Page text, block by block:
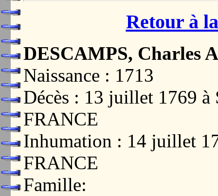
Retour à
DESCAMPS, Charles
Naissance : 1713
Décès : 13 juillet 1769
FRANCE
Inhumation : 14 juillet
FRANCE
Famille: